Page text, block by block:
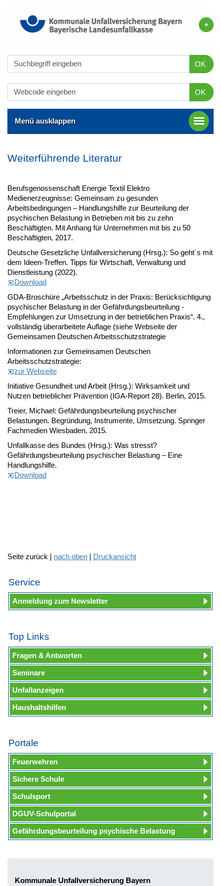
OK
OK
Menü ausklappen
Weiterführende Literatur
Berufsgenossenschaft Energie Textil Elektro
Medienerzeugnisse: Gemeinsam zu gesunden
Arbeitsbedingungen – Handlungshilfe zur Beurteilung der
psychischen Belastung in Betrieben mit bis zu zehn
Beschäftigten. Mit Anhang für Unternehmen mit bis zu 50
Beschäftigten, 2017.
Deutsche Gesetzliche Unfallversicherung (Hrsg.): So geht´s mit
dem Ideen-Treffen. Tipps für Wirtschaft, Verwaltung und
Dienstleistung (2022).
Download
GDA-Broschüre „Arbeitsschutz in der Praxis: Berücksichtigung
psychischer Belastung in der Gefährdungsbeurteilung -
Empfehlungen zur Umsetzung in der betrieblichen Praxis“. 4.,
vollständig überarbeitete Auflage (siehe Webseite der
Gemeinsamen Deutschen Arbeitsschutzstrategie
Informationen zur Gemeinsamen Deutschen
Arbeitsschutzstrategie:
zur Webseite
Initiative Gesundheit und Arbeit (Hrsg.): Wirksamkeit und
Nutzen betrieblicher Prävention (IGA-Report 28). Berlin, 2015.
Treier, Michael: Gefährdungsbeurteilung psychischer
Belastungen. Begründung, Instrumente, Umsetzung. Springer
Fachmedien Wiesbaden, 2015.
Unfallkasse des Bundes (Hrsg.): Was stresst?
Gefährdungsbeurteilung psychischer Belastung – Eine
Handlungshilfe.
Download
Seite zurück | nach oben | Druckansicht
Service
Anmeldung zum Newsletter
Top Links
Fragen & Antworten
Seminare
Unfallanzeigen
Haushaltshilfen
Portale
Feuerwehren
Sichere Schule
Schulsport
DGUV-Schulportal
Gefährdungsbeurteilung psychische Belastung
Kommunale Unfallversicherung Bayern